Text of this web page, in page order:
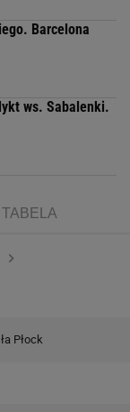
Barcelona
ws. Sabalenki.
TABELA
Płock